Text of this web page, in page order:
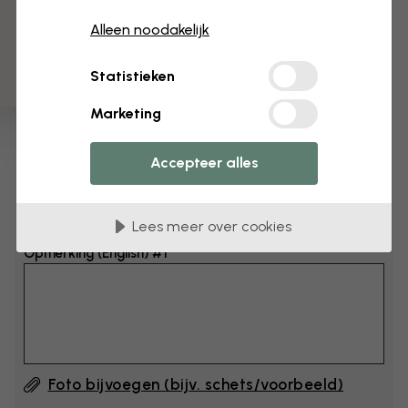
Opmerking (English) #1
Foto bijvoegen (bijv. schets/voorbeeld)
Alleen noodakelijk
Statistieken
Marketing
Accepteer alles
Lees meer over cookies